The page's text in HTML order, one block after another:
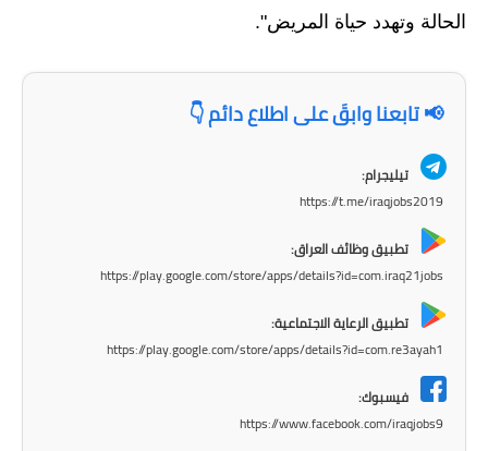
كتب مدرسية
المرحلة الابتدائية
ملازم دراسية
الحالة وتهدد حياة المريض".
📢 تابعنا وابقَ على اطلاع دائم 👇
تيليجرام:
https://t.me/iraqjobs2019
تطبيق وظائف العراق:
https://play.google.com/store/apps/details?id=com.iraq21jobs
تطبيق الرعاية الاجتماعية:
https://play.google.com/store/apps/details?id=com.re3ayah1
فيسبوك:
https://www.facebook.com/iraqjobs9